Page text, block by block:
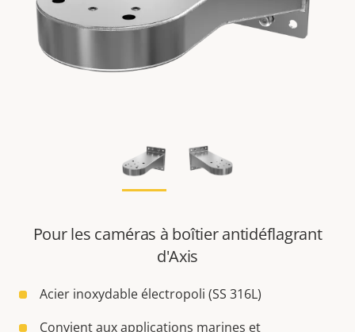
Pour les caméras à boîtier antidéflagrant
d'Axis
Acier inoxydable électropoli (SS 316L)
Convient aux applications marines et